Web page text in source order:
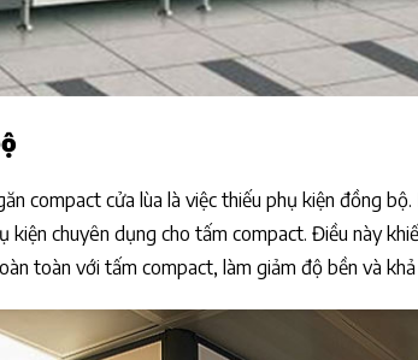
compact cửa lùa là việc thiếu phụ kiện đồng
kiện chuyên dụng cho tấm compact. Điều này
toàn với tấm compact, làm giảm độ bền và